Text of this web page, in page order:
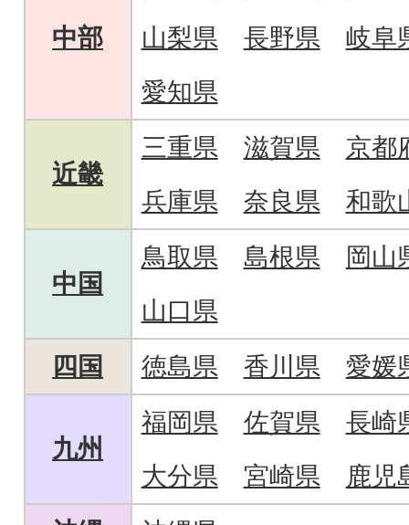
中部
山梨県
長野県
岐阜
愛知県
近畿
三重県 滋賀県
京都
兵庫県
奈良県 和歌
中国
鳥取県 島根県
岡山
山口県
四国
徳島県 香川県 愛媛
九州
福岡県 佐賀県
長崎
大分県
宮崎県
鹿児